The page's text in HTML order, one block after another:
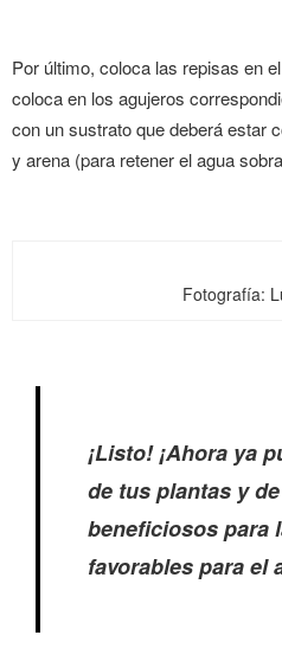
Por último, coloca las repisas en
coloca en los agujeros
con un sustrato que deberá estar
y arena (para retener el agua
Fotografía:
¡Listo! ¡Ahora ya
de tus plantas y
beneficiosos para
favorables para el